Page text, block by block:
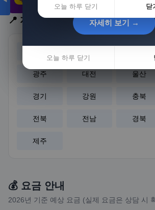
📍 지역 선택
광주 대전 울산
경기 강원 충북
전북 전남 경북
제주
💰 요금 안내
2026년 기준 예상 요금 (실제 요금은 상담 시
오늘 하루 닫기 닫
자세히 보기 →
오늘 하루 닫기
자세히 보기 →
오늘 하루 닫기